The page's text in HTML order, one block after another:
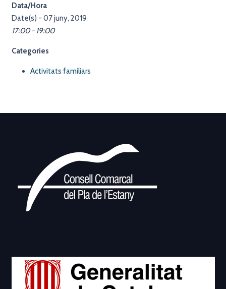
Data/Hora
Date(s) - 07 juny, 2019
17:00 - 19:00
Categories
Activitats familiars